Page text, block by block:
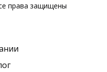
права защищены